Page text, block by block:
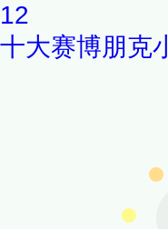
12
十大赛博朋克